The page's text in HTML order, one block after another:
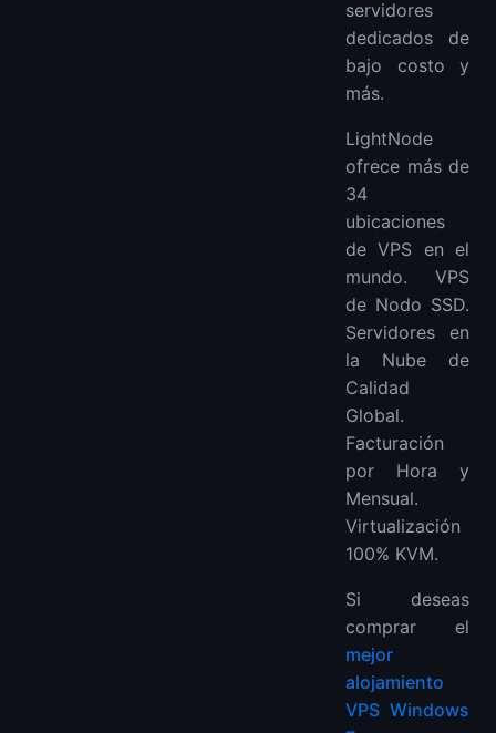
servidores
dedicados de
bajo costo y
más.
LightNode
ofrece más de
34
ubicaciones
de VPS en el
mundo. VPS
de Nodo SSD.
Servidores en
la Nube de
Calidad
Global.
Facturación
por Hora y
Mensual.
Virtualización
100% KVM.
Si deseas
comprar el
mejor
alojamiento
VPS Windows